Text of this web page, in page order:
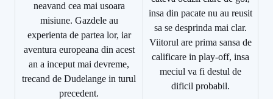
neavand cea mai usoara
misiune. Gazdele au
experienta de partea lor, iar
aventura europeana din acest
an a inceput mai devreme,
trecand de Dudelange in turul
precedent.
insa din pacate nu au reusit
sa se desprinda mai clar.
Viitorul are prima sansa de
calificare in play-off, insa
meciul va fi destul de
dificil probabil.